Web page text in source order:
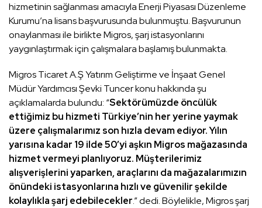
hizmetinin sağlanması amacıyla Enerji Piyasası Düzenleme
Kurumu’na lisans başvurusunda bulunmuştu. Başvurunun
onaylanması ile birlikte Migros, şarj istasyonlarını
yaygınlaştırmak için çalışmalara başlamış bulunmakta.
Migros Ticaret A.Ş Yatırım Geliştirme ve İnşaat Genel
Müdür Yardımcısı Şevki Tuncer konu hakkında şu
açıklamalarda bulundu: “Sektörümüzde öncülük
ettiğimiz bu hizmeti Türkiye’nin her yerine yaymak
üzere çalışmalarımız son hızla devam ediyor. Yılın
yarısına kadar 19 ilde 50’yi aşkın Migros mağazasında
hizmet vermeyi planlıyoruz. Müşterilerimiz
alışverişlerini yaparken, araçlarını da mağazalarımızın
önündeki istasyonlarına hızlı ve güvenilir şekilde
kolaylıkla şarj edebilecekler.” dedi. Böylelikle, Migros şarj